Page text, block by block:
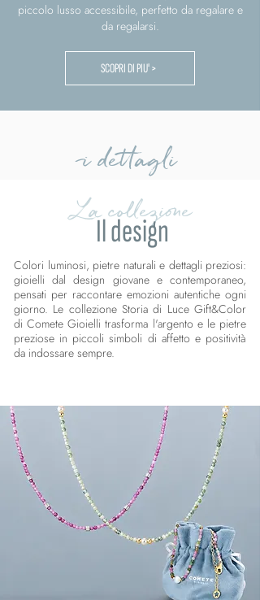
piccolo lusso accessibile, perfetto da regalare e
da regalarsi.
SCOPRI DI PIU' >
i dettagli
La collezione
Il design
Colori luminosi, pietre naturali e dettagli preziosi:
gioielli dal design giovane e contemporaneo,
pensati per raccontare emozioni autentiche ogni
giorno. Le collezione Storia di Luce Gift&Color
di Comete Gioielli trasforma l'argento e le pietre
preziose in piccoli simboli di affetto e positività
da indossare sempre.